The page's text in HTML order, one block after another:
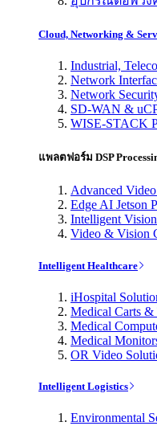
Cloud, Networking &
Industrial,
Network
Network
SD-WAN &
WISE-STACK
แพลตฟอร์ม DSP
Advanced
Edge AI Jetson
Intelligent
Video & Vision
Intelligent Healthcare
iHospital
Medical Carts &
Medical
Medical
OR Video
Intelligent Logistics
Environmental